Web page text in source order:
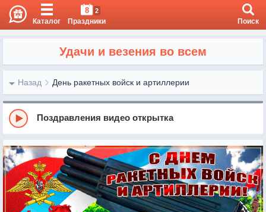
Каталог
8 2
Праздники Поиск
Удачи и везения во всем
Назад День ракетных войск и артиллерии
Поздравления видео открытка